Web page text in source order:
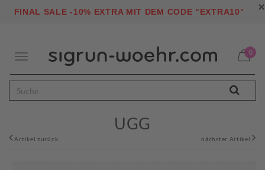
×
FINAL SALE -10% EXTRA MIT DEM CODE "EXTRA10"
Toggle
0
UGG
Artikel zurück nächster Artikel